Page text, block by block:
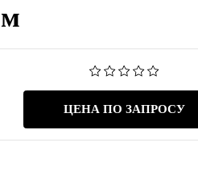
ЦЕНА ПО ЗАПРОСУ